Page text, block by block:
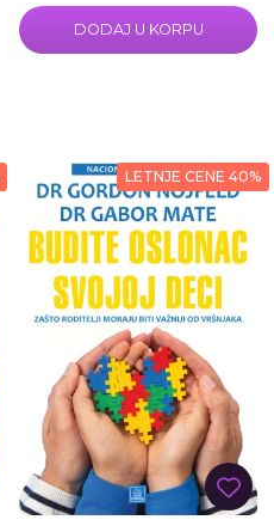
DODAJ U KORPU
LETNJE CENE 40%